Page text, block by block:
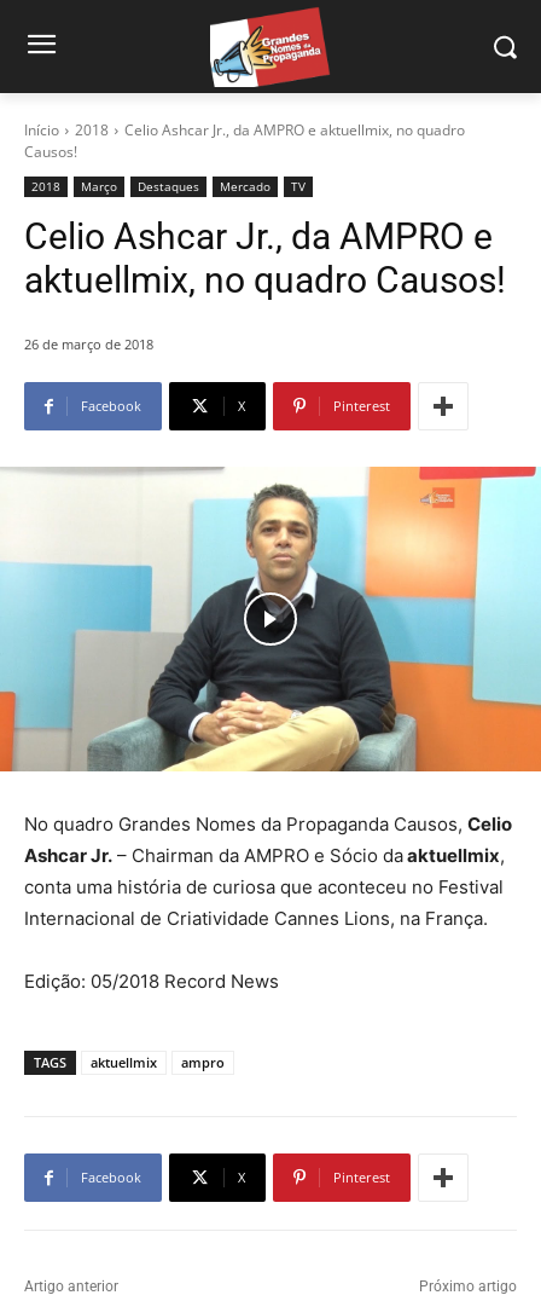
Início 2018
Celio Ashcar Jr., da AMPRO e aktuellmix, no quadro
Causos!
2018 Março Destaques Mercado TV
Celio Ashcar Jr., da AMPRO e
aktuellmix, no quadro Causos!
26 de março de 2018
Facebook X Pinterest
No quadro Grandes Nomes da Propaganda Causos, Celio
Ashcar Jr. – Chairman da AMPRO e Sócio daaktuellmix,
conta uma história de curiosa que aconteceu no Festival
Internacional de Criatividade Cannes Lions, na França.
Edição: 05/2018 Record News
TAGS aktuellmix ampro
Facebook X Pinterest
Artigo anterior Próximo artigo